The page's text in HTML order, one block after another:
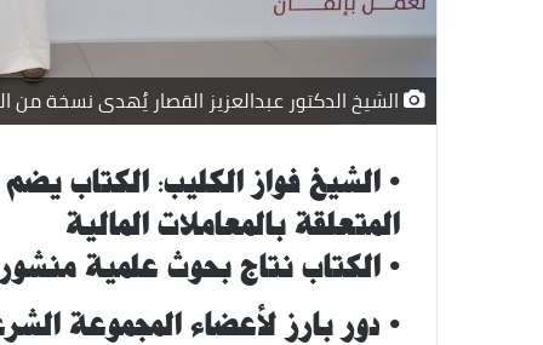
الشيخ الدكتور عبدالعزيز القصار يُهدى نسخة من
• الشيخ فواز الكليب: الكتاب
المتعلقة بالمعاملات المالية
• الكتاب نتاج بحوث علمية
• دور بارز لأعضاء المجموعة